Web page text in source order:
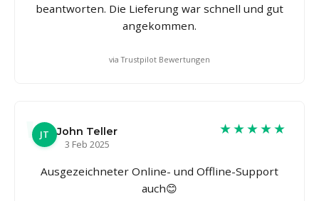
beantworten. Die Lieferung war schnell und gut
angekommen.
via Trustpilot Bewertungen
JT
John Teller
3 Feb 2025
★★★★★
Ausgezeichneter Online- und Offline-Support
auch😊